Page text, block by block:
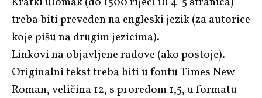
treba biti preveden na engleski jezik (za autorice
koje pišu na drugim jezicima).
Linkovi na objavljene radove (ako postoje).
Originalni tekst treba biti u fontu Times New
Roman, veličina 12, s proredom 1,5, u formatu